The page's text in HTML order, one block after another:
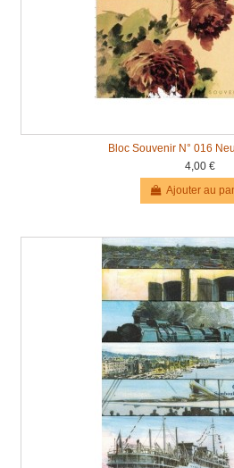
Bloc Souvenir N° 016
4,00 €
Ajouter au